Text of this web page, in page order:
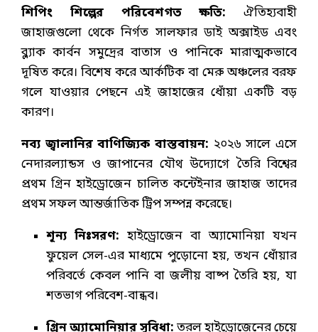
শিপিং শিল্পের পরিবেশগত ক্ষতি: ঐতিহ্যবাহী
জাহাজগুলো থেকে নির্গত সালফার ডাই অক্সাইড এবং
ব্ল্যাক কার্বন সমুদ্রের বাতাস ও পানিকে মারাত্মকভাবে
দূষিত করে। বিশেষ করে আর্কটিক বা মেরু অঞ্চলের বরফ
গলে যাওয়ার পেছনে এই জাহাজের ধোঁয়া একটি বড়
কারণ।
নব্য জ্বালানির বাণিজ্যিক বাস্তবায়ন: ২০২৬ সালে এসে
নেদারল্যান্ডস ও জাপানের যৌথ উদ্যোগে তৈরি বিশ্বের
প্রথম গ্রিন হাইড্রোজেন চালিত কন্টেইনার জাহাজ তাদের
প্রথম সফল আন্তর্জাতিক ট্রিপ সম্পন্ন করেছে।
শূন্য নিঃসরণ: হাইড্রোজেন বা অ্যামোনিয়া যখন
ফুয়েল সেল-এর মাধ্যমে পুড়োনো হয়, তখন ধোঁয়ার
পরিবর্তে কেবল পানি বা জলীয় বাষ্প তৈরি হয়, যা
শতভাগ পরিবেশ-বান্ধব।
গ্রিন অ্যামোনিয়ার সুবিধা: তরল হাইড্রোজেনের চেয়ে